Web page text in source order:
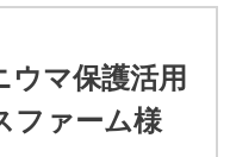
ウマ保護活用
ファーム様